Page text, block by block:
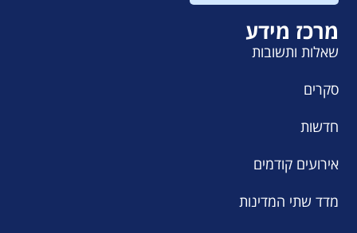
מרכז מידע
שאלות ותשובות
סקרים
חדשות
אירועים קודמים
מדד שתי המדינות